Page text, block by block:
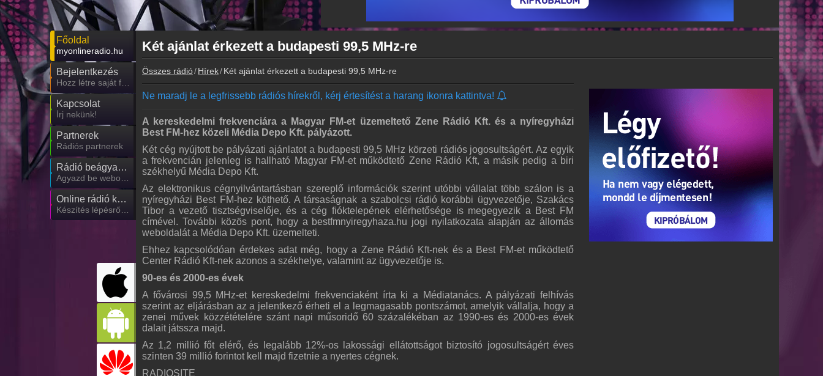
Főoldal
myonlineradio.hu
Bejelentkezés
Kapcsolat
Írj nekünk!
Partnerek
Rádiós partnerek
Rádió beágyazás
Online rádió készítés
Két ajánlat érkezett a budapesti 99,5 MHz-re
Összes rádió Hírek Két ajánlat érkezett a budapesti 99,5 MHz-re
Ne maradj le a legfrissebb rádiós hírekről, kérj értesítést a harang ikonra kattintva!
A kereskedelmi frekvenciára a Magyar FM-et üzemeltető Zene Rádió Kft. és a nyíregyházi
Best FM-hez közeli Média Depo Kft. pályázott.
Két cég nyújtott be pályázati ajánlatot a budapesti 99,5 MHz körzeti rádiós jogosultságért. Az egyik
a frekvencián jelenleg is hallható Magyar FM-et működtető Zene Rádió Kft, a másik pedig a biri
székhelyű Média Depo Kft.
Az elektronikus cégnyilvántartásban szereplő információk szerint utóbbi vállalat több szálon is a
nyíregyházi Best FM-hez köthető. A társaságnak a szabolcsi rádió korábbi ügyvezetője, Szakács
Tibor a vezető tisztségviselője, és a cég fióktelepének elérhetősége is megegyezik a Best FM
címével. További közös pont, hogy a bestfmnyiregyhaza.hu jogi nyilatkozata alapján az állomás
weboldalát a Média Depo Kft. üzemelteti.
Ehhez kapcsolódóan érdekes adat még, hogy a Zene Rádió Kft-nek és a Best FM-et működtető
Center Rádió Kft-nek azonos a székhelye, valamint az ügyvezetője is.
90-es és 2000-es évek
A fővárosi 99,5 MHz-et kereskedelmi frekvenciaként írta ki a Médiatanács. A pályázati felhívás
szerint az eljárásban az a jelentkező érheti el a legmagasabb pontszámot, amelyik vállalja, hogy a
zenei művek közzétételére szánt napi műsoridő 60 százalékéban az 1990-es és 2000-es évek
dalait játssza majd.
Az 1,2 millió főt elérő, és legalább 12%-os lakossági ellátottságot biztosító jogosultságért éves
szinten 39 millió forintot kell majd fizetnie a nyertes cégnek.
RADIOSITE